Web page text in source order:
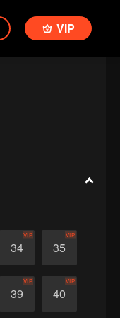
VIP
34
VIP
35
VIP
39
VIP
40
VIP